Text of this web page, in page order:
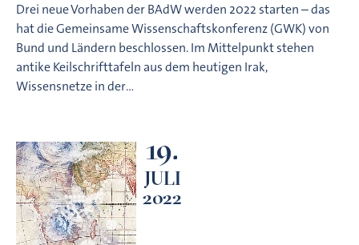
Drei neue Vorhaben der BAdW werden 2022 starten – das
hat die Gemeinsame Wissenschaftskonferenz (GWK) von
Bund und Ländern beschlossen. Im Mittelpunkt stehen
antike Keilschrifttafeln aus dem heutigen Irak,
Wissensnetze in der…
19.
JULI
2022